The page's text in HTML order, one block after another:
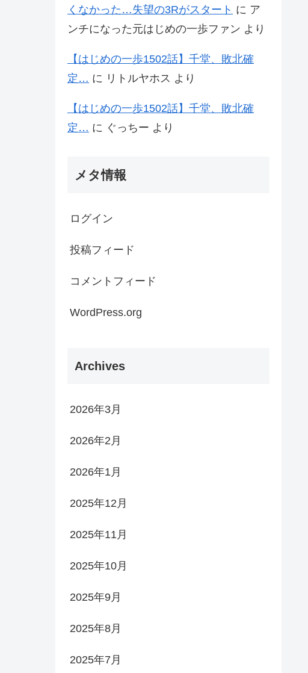
くなかった…失望の3Rがスタート に ア
ンチになった元はじめの一歩ファン より
【はじめの一歩1502話】千堂、敗北確
定… に リトルヤホス より
【はじめの一歩1502話】千堂、敗北確
定… に ぐっちー より
メタ情報
ログイン
投稿フィード
コメントフィード
WordPress.org
Archives
2026年3月
2026年2月
2026年1月
2025年12月
2025年11月
2025年10月
2025年9月
2025年8月
2025年7月